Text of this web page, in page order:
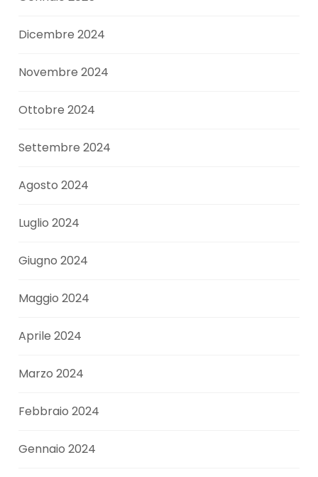
Dicembre 2024
Novembre 2024
Ottobre 2024
Settembre 2024
Agosto 2024
Luglio 2024
Giugno 2024
Maggio 2024
Aprile 2024
Marzo 2024
Febbraio 2024
Gennaio 2024